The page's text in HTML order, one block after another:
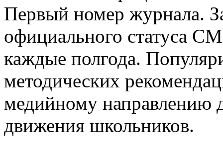
Первый номер журнала.
официального статуса
каждые полгода.
методических
медийному направлению
движения школьников.